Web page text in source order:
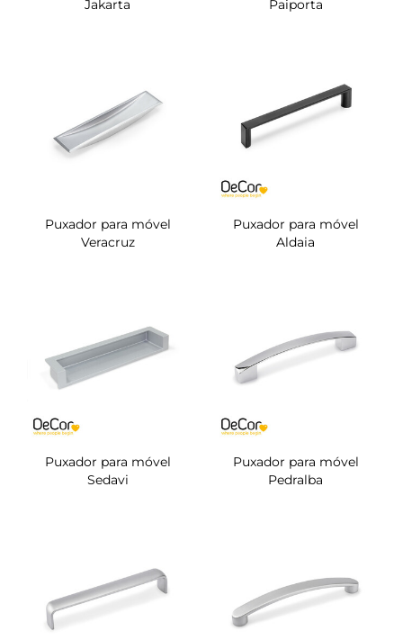
Jakarta
Paiporta
Puxador para móvel
Veracruz
Puxador para móvel
Aldaia
Puxador para móvel
Sedavi
Puxador para móvel
Pedralba